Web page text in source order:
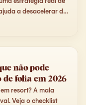
a desacelerar de
não pode
folia em 2026
resort? A mala
Veja o checklist